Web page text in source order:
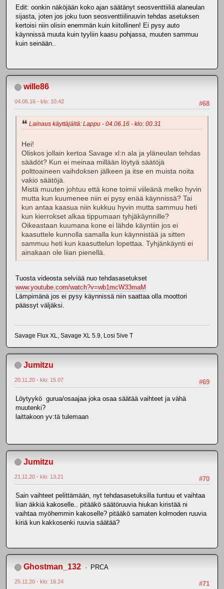
Edit: oonkin näköjään koko ajan säätänyt seosventtiiliä alaneulan
sijasta, joten jos joku tuon seosventtiiliruuvin tehdas asetuksen
kertoisi niin olisin enemmän kuin kiitollinen! Ei pysy auto
käynnissä muuta kuin tyyliin kaasu pohjassa, muuten sammuu
kuin seinään..
wille86
#68
04.06.16 - klo: 10.42
Lainaus käyttäjältä: Lappu - 04.06.16 - klo: 00.31
Hei!
Oliskos jollain kertoa Savage xl:n ala ja yläneulan tehdas
säädöt? Kun ei meinaa millään löytyä säätöjä
polttoaineen vaihdoksen jälkeen ja itse en muista noita
vakio säätöjä.
Mistä muuten johtuu että kone toimii viileänä melko hyvin
mutta kun kuumenee niin ei pysy enää käynnissä? Tai
kun antaa kaasua niin kukkuu hyvin mutta sammuu heti
kun kierrokset alkaa tippumaan tyhjäkäynnille?
Oikeastaan kuumana kone ei lähde käyntiin jos ei
kaasuttele kunnolla samalla kun käynnistää ja sitten
sammuu heti kun kaasuttelun lopettaa. Tyhjänkäynti ei
ainakaan ole liian pienellä.
Tuosta videosta selviää nuo tehdasasetukset
www.youtube.com/watch?v=wb1mcW33maM
Lämpimänä jos ei pysy käynnissä niin saattaa olla moottori
päässyt väljäksi.
Savage Flux XL, Savage XL 5.9, Losi 5ive T
Jumitzu
#69
20.11.20 - klo: 15.07
Löytyykö gurua/osaajaa joka osaa säätää vaihteet ja vähä
muutenki?
laittakoon yv:tä tulemaan
Jumitzu
#70
21.11.20 - klo: 13.21
Sain vaihteet pelittämään, nyt tehdasasetuksilla tuntuu et vaihtaa
liian äkkiä kakoselle.. pitääkö säätöruuvia hiukan kiristää ni
vaihtaa myöhemmin kakoselle? pitääkö samaten kolmoden ruuvia
kiriä kun kakkosenki ruuvia säätää?
Ghostman_132 PRCA
#71
25.11.20 - klo: 16.24